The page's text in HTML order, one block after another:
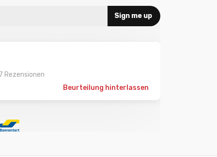
Sign me up
Rezensionen
Beurteilung hinterlassen